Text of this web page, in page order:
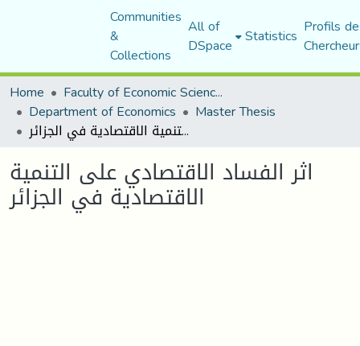
Communities
&
Collections
All of
DSpace Statistics Profils
Home
Faculty of Economic Sciences, Commerce and Management Sciences
Department of Economics Master Thesis
اثر الفساد الاقتصادي على التنمية الاقتصادية في الجزائر
اثر الفساد الاقتصادي على التنمية
الاقتصادية في الجزائر